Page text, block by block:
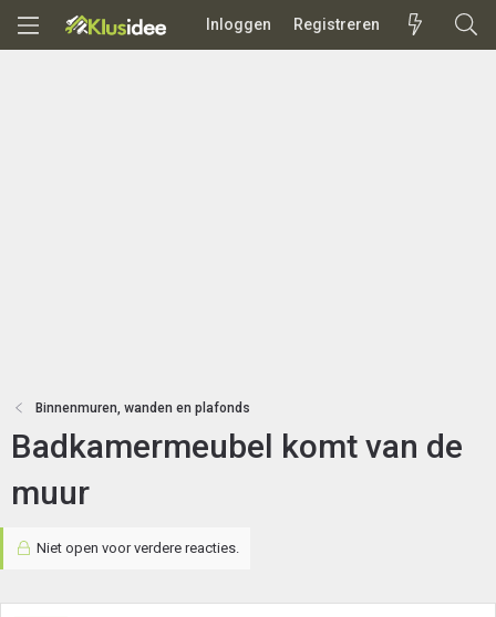
Inloggen Registreren
Binnenmuren, wanden en plafonds
Badkamermeubel komt van de
muur
Niet open voor verdere reacties.